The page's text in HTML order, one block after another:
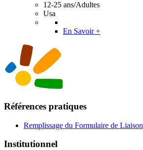
12-25 ans/Adultes
Usa
En Savoir +
Références pratiques
Remplissage du Formulaire de Liaison
Institutionnel